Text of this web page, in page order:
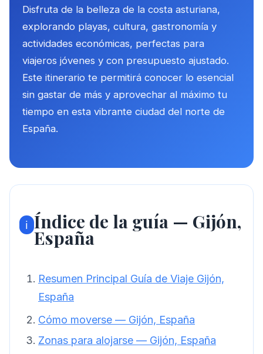
Disfruta de la belleza de la costa asturiana,
explorando playas, cultura, gastronomía y
actividades económicas, perfectas para
viajeros jóvenes y con presupuesto ajustado.
Este itinerario te permitirá conocer lo esencial
sin gastar de más y aprovechar al máximo tu
tiempo en esta vibrante ciudad del norte de
España.
ℹ️ Índice de la guía — Gijón,
España
Resumen Principal Guía de Viaje Gijón,
España
Cómo moverse — Gijón, España
Zonas para alojarse — Gijón, España